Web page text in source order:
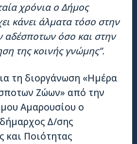
χρόνια ο Δήμος
κάνει άλματα τόσο στην
αδέσποτων όσο και στην
της κοινής γνώμης”.
τη διοργάνωση «Ημέρα
Ζώων» από την
Αμαρουσίου ο
Δ/σης
και Ποιότητας